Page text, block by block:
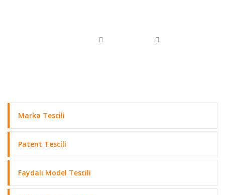
Marka Tescili
Patent Tescili
Faydalı Model Tescili